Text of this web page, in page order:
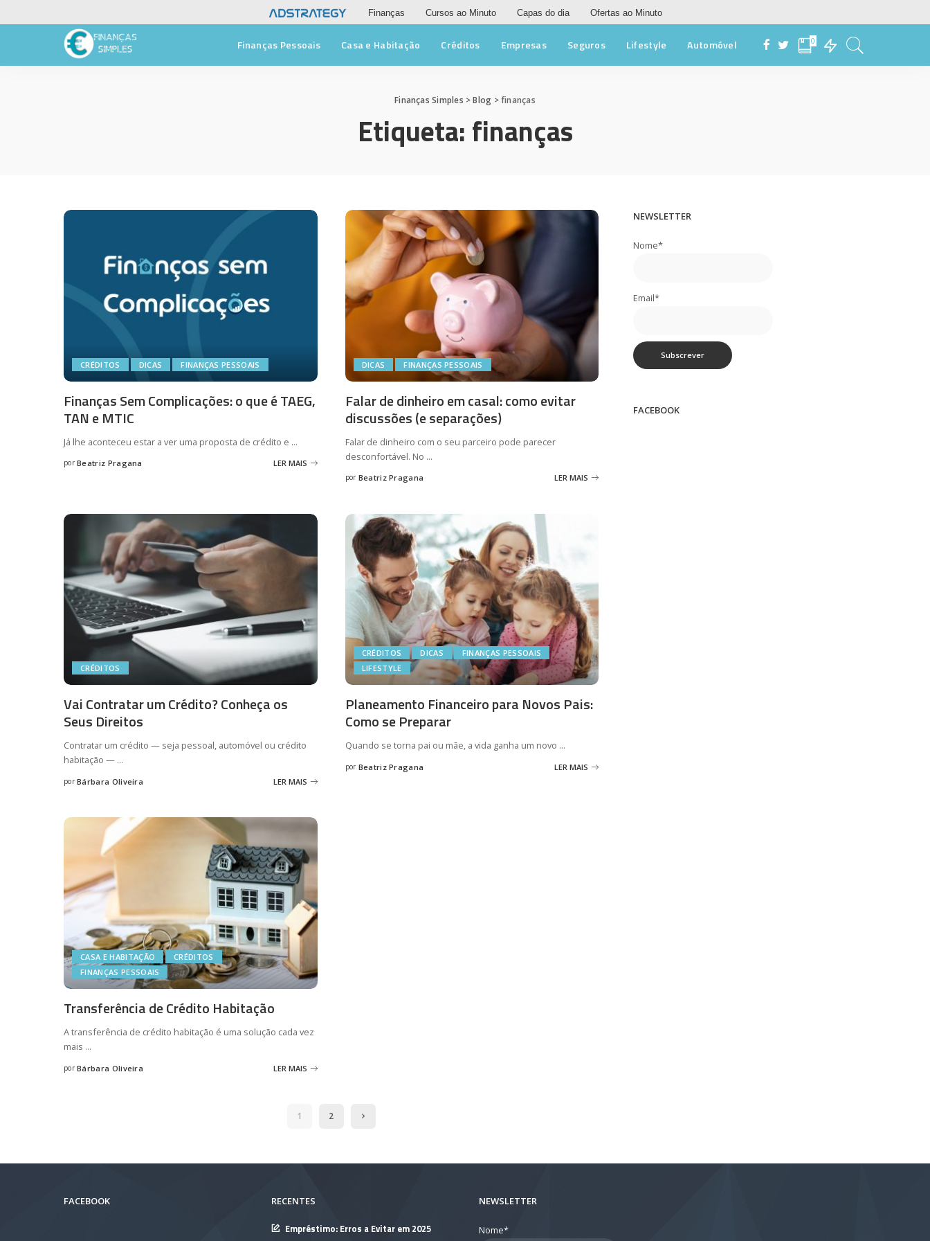
Finanças Cursos ao Minuto Capas do dia Ofertas ao Minuto
Finanças Pessoais Casa e Habitação Créditos Empresas Seguros Lifestyle Automóvel 0
Finanças Simples >Blog >finanças
Etiqueta:finanças
CRÉDITOS DICAS FINANÇAS PESSOAIS
Finanças Sem Complicações: o que é TAEG,
TAN e MTIC
Já lhe aconteceu estar a ver uma proposta de crédito e ...
Posted
por Beatriz Pragana LER MAIS
DICAS FINANÇAS PESSOAIS
Falar de dinheiro em casal: como evitar
discussões (e separações)
Falar de dinheiro com o seu parceiro pode parecer
desconfortável. No ...
Posted
por Beatriz Pragana LER MAIS
CRÉDITOS
Vai Contratar um Crédito? Conheça os
Seus Direitos
Contratar um crédito — seja pessoal, automóvel ou crédito
habitação — ...
Posted
por Bárbara Oliveira LER MAIS
CRÉDITOS DICAS
FINANÇAS PESSOAIS
LIFESTYLE
Planeamento Financeiro para Novos Pais:
Como se Preparar
Quando se torna pai ou mãe, a vida ganha um novo ...
Posted
por Beatriz Pragana LER MAIS
CASA E HABITAÇÃO
CRÉDITOS
FINANÇAS PESSOAIS
Transferência de Crédito Habitação
A transferência de crédito habitação é uma solução cada vez
mais ...
Posted
por Bárbara Oliveira LER MAIS
1 2
NEWSLETTER
Nome*
Email*
FACEBOOK
FACEBOOK RECENTES
Empréstimo: Erros a Evitar em 2025
NEWSLETTER
Nome*